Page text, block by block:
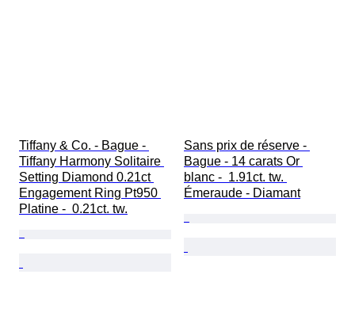
Tiffany & Co. - Bague -
Tiffany Harmony Solitaire
Setting Diamond 0.21ct
Engagement Ring Pt950
Platine -  0.21ct. tw.
Sans prix de réserve -
Bague - 14 carats Or
blanc -  1.91ct. tw.
Émeraude - Diamant